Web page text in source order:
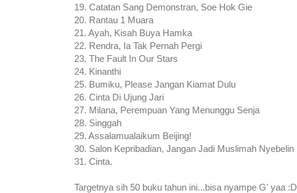
19. Catatan Sang Demonstran, Soe Hok Gie
20. Rantau 1 Muara
21. Ayah, Kisah Buya Hamka
22. Rendra, Ia Tak Pernah Pergi
23. The Fault In Our Stars
24. Kinanthi
25. Bumiku, Please Jangan Kiamat Dulu
26. Cinta Di Ujung Jari
27. Milana, Perempuan Yang Menunggu Senja
28. Singgah
29. Assalamualaikum Beijing!
30. Salon Kepribadian, Jangan Jadi Muslimah Nyebelin
31. Cinta.
Targetnya sih 50 buku tahun ini...bisa nyampe G' yaa :D